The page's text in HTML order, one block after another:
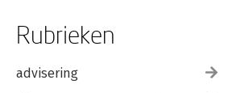
Rubrieken
advisering